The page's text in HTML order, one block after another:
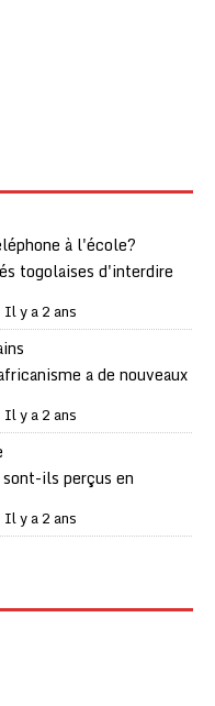
à l'école?
togolaises d'interdire
Il y a 2 ans
a de nouveaux
Il y a 2 ans
ils perçus en
Il y a 2 ans